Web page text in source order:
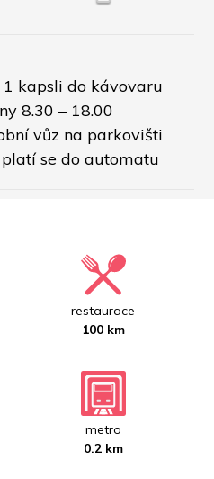
1 kapsli do kávovaru
8.30 – 18.00
vůz na parkovišti
se do automatu
restaurace
100 km
metro
0.2 km